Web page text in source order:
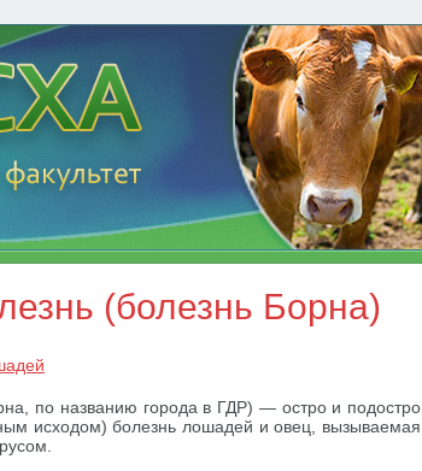
(болезнь Борна)
по названию города в ГДР) — остро и подостро
исходом) болезнь лошадей и овец, вызываемая